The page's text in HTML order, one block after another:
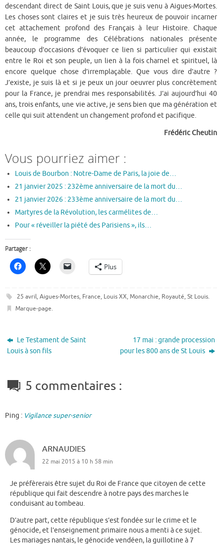
descendant direct de Saint Louis, que je suis venu à Aigues-Mortes.
Les choses sont claires et je suis très heureux de pouvoir incarner
cet attachement profond des Français à leur Histoire. Chaque
année, le programme des Célébrations nationales présente
beaucoup d’occasions d’évoquer ce lien si particulier qui existait
entre le Roi et son peuple, un lien à la fois charnel et spirituel, là
encore quelque chose d’irremplaçable. Que vous dire d’autre ?
J’existe, je suis là et si je peux un jour oeuvrer plus concrètement
pour la France, je prendrai mes responsabilités. J’ai aujourd’hui 40
ans, trois enfants, une vie active, je sens bien que ma génération et
celle qui suit attendent un changement profond et pacifique.
Frédéric Cheutin
Vous pourriez aimer :
Louis de Bourbon : Notre-Dame de Paris, la joie de…
21 janvier 2025 : 232ème anniversaire de la mort du…
21 janvier 2026 : 233ème anniversaire de la mort du…
Martyres de la Révolution, les carmélites de…
Pour « réveiller la piété des Parisiens », ils…
Partager :
Plus
25 avril, Aigues-Mortes, France, Louis XX, Monarchie, Royauté, St Louis.
Marque-page.
Le Testament de Saint
Louis à son fils
17 mai : grande procession
pour les 800 ans de St Louis
5 commentaires :
Ping : Vigilance super-senior
ARNAUDIES
22 mai 2015 à 10 h 58 min
Je préfèrerais être sujet du Roi de France que citoyen de cette
république qui fait descendre à notre pays des marches le
conduisant au tombeau.
D’autre part, cette république s’est fondée sur le crime et le
génocide, et l’enseignement primaire nous a menti à ce sujet.
Les mariages nantais, le génocide vendéen, la guillotine à 7